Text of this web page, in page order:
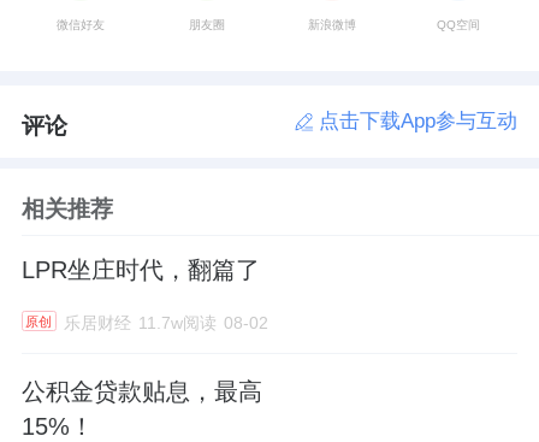
微信好友 朋友圈 新浪微博 QQ空间
评论 点击下载App参与互动
相关推荐
LPR坐庄时代，翻篇了
原创 乐居财经 11.7w阅读 08-02
公积金贷款贴息，最高
15%！